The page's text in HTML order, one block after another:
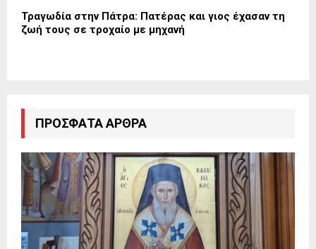
Τραγωδία στην Πάτρα: Πατέρας και γιος έχασαν τη
ζωή τους σε τροχαίο με μηχανή
ΠΡΌΣΦΑΤΑ ΆΡΘΡΑ